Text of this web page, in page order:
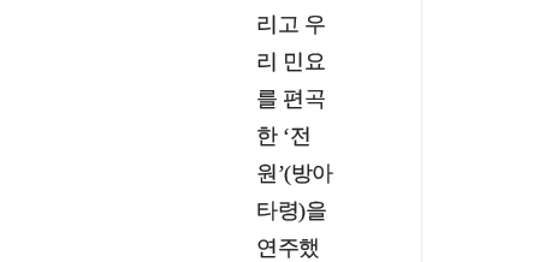
리고 우
리 민요
를 편곡
한 ‘전
원’(방아
타령)을
연주했